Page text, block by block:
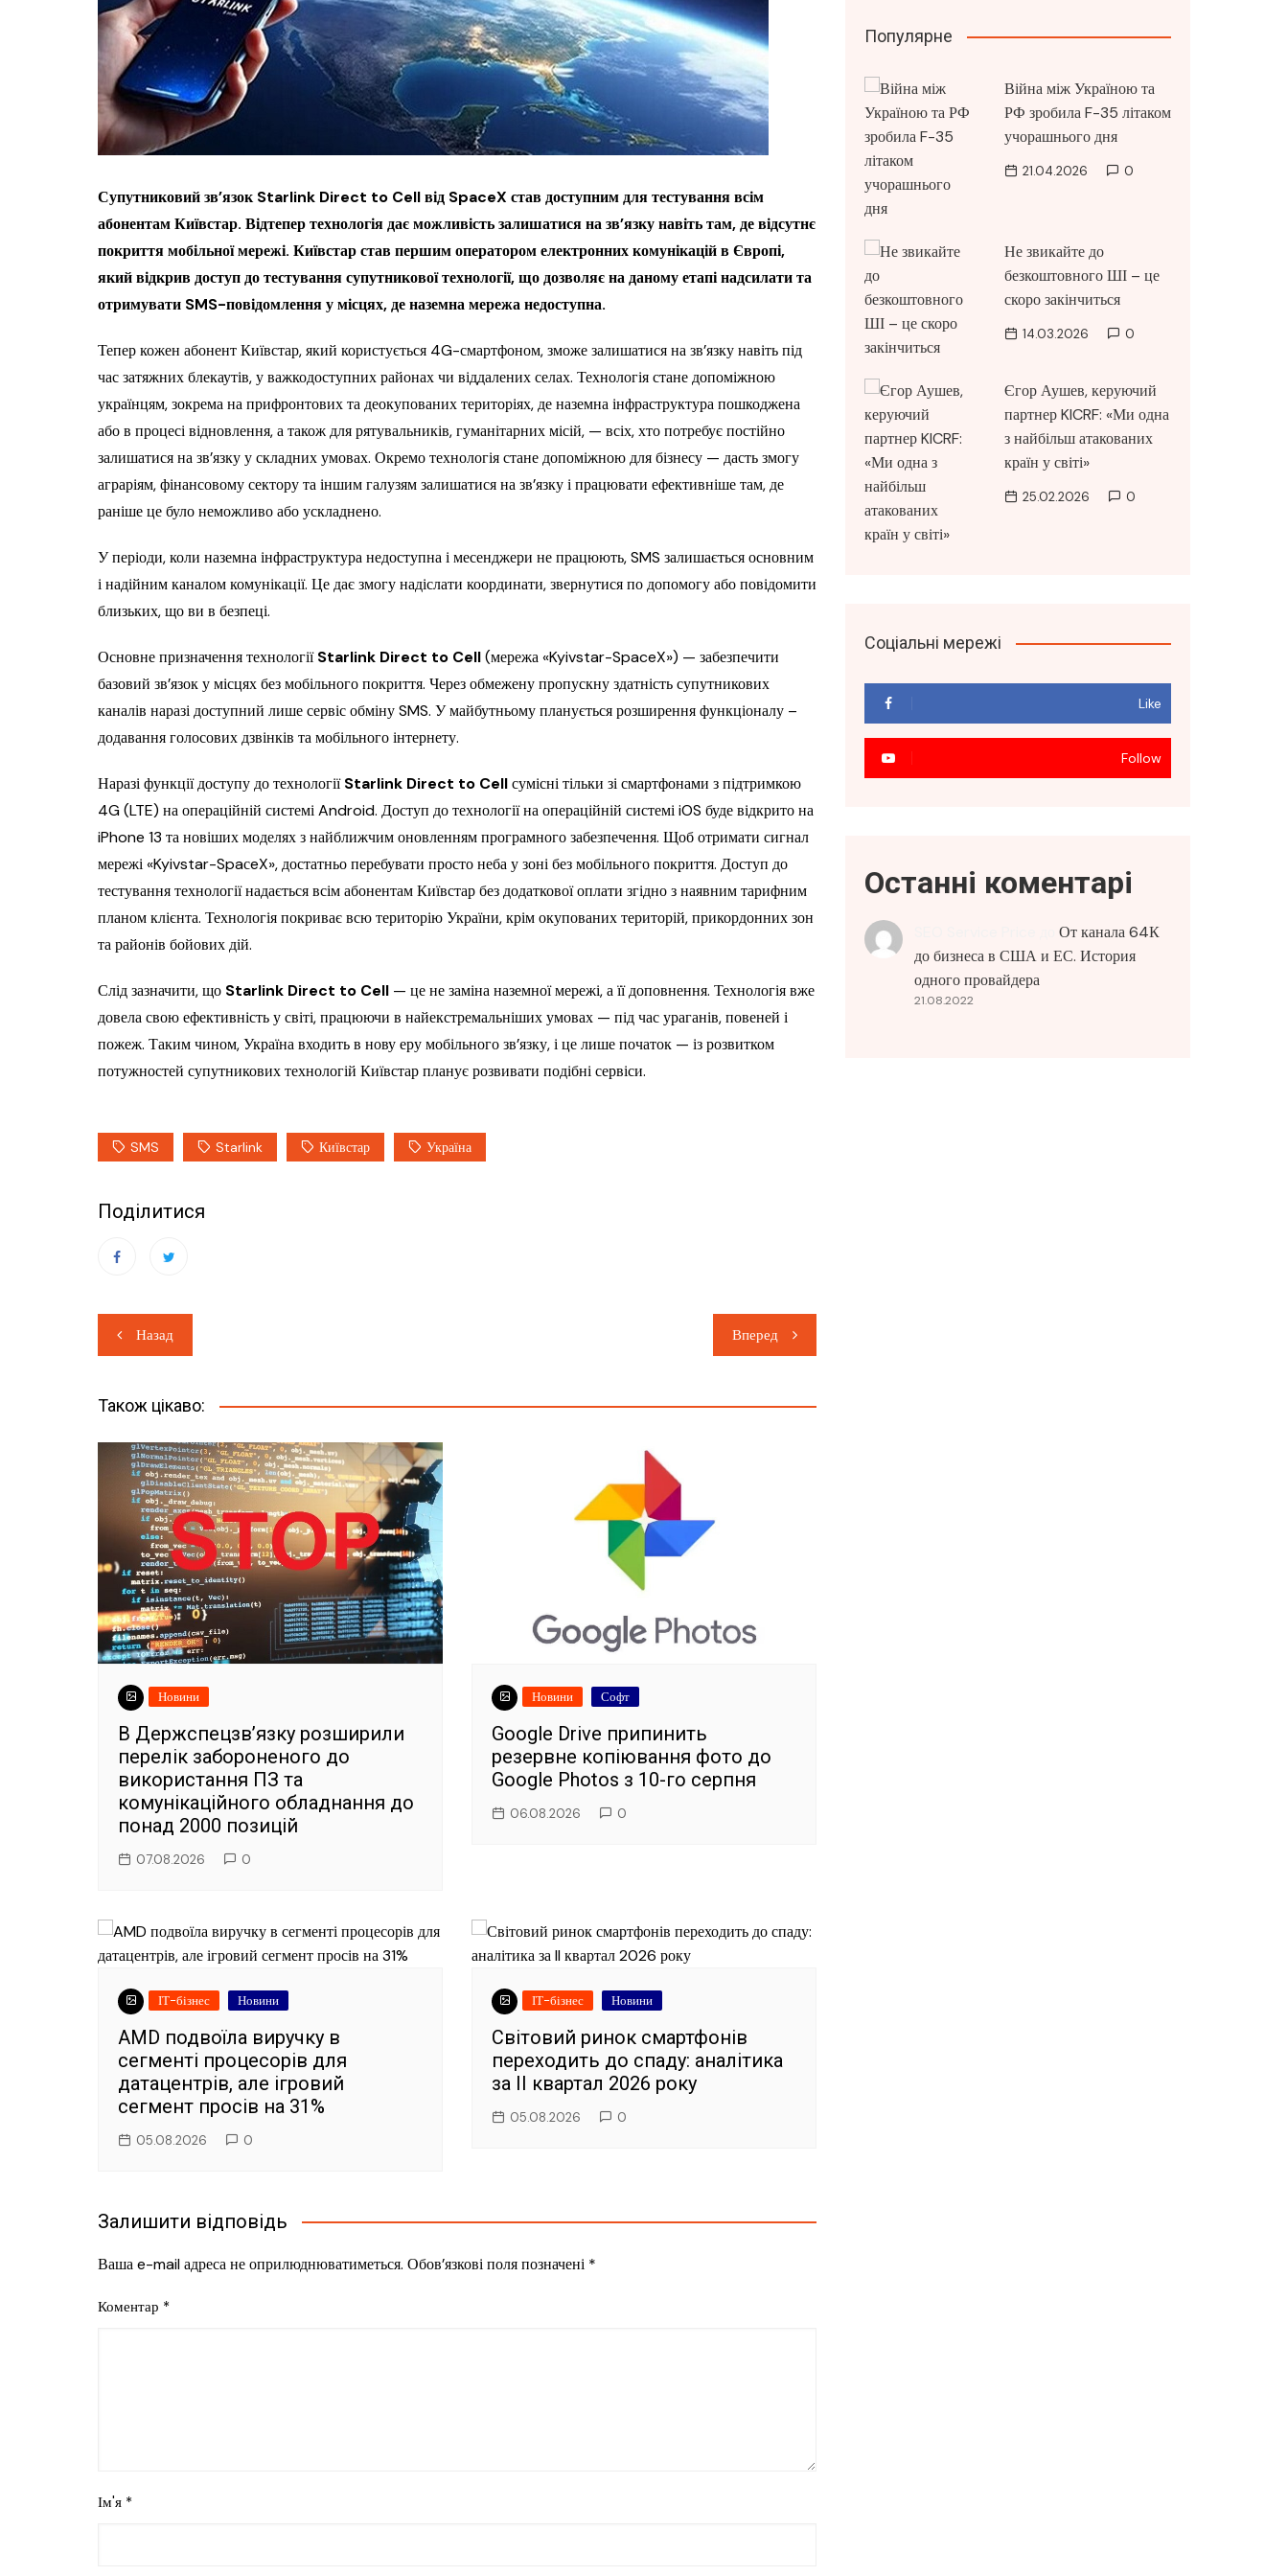
Супутниковий зв’язок Starlink Direct to Cell від SpaceX став доступним для тестування всім
абонентам Київстар. Відтепер технологія дає можливість залишатися на зв’язку навіть там, де відсутнє
покриття мобільної мережі. Київстар став першим оператором електронних комунікацій в Європі,
який відкрив доступ до тестування супутникової технології, що дозволяє на даному етапі надсилати та
отримувати SMS-повідомлення у місцях, де наземна мережа недоступна.
Тепер кожен абонент Київстар, який користується 4G-смартфоном, зможе залишатися на зв’язку навіть під
час затяжних блекаутів, у важкодоступних районах чи віддалених селах. Технологія стане допоміжною
українцям, зокрема на прифронтових та деокупованих територіях, де наземна інфраструктура пошкоджена
або в процесі відновлення, а також для рятувальників, гуманітарних місій, — всіх, хто потребує постійно
залишатися на зв’язку у складних умовах. Окремо технологія стане допоміжною для бізнесу — дасть змогу
аграріям, фінансовому сектору та іншим галузям залишатися на зв’язку і працювати ефективніше там, де
раніше це було неможливо або ускладнено.
У періоди, коли наземна інфраструктура недоступна і месенджери не працюють, SMS залишається основним
і надійним каналом комунікації. Це дає змогу надіслати координати, звернутися по допомогу або повідомити
близьких, що ви в безпеці.
Основне призначення технологіїStarlink Direct to Cell(мережа «Kyivstar-SpaceX») — забезпечити
базовий зв’язок у місцях без мобільного покриття. Через обмежену пропускну здатність супутникових
каналів наразі доступний лише сервіс обміну SMS. У майбутньому планується розширення функціоналу –
додавання голосових дзвінків та мобільного інтернету.
Наразі функції доступу до технологіїStarlink Direct to Cellсумісні тільки зі смартфонами з підтримкою
4G (LTE) на операційній системі Android. Доступ до технології на операційній системі iOS буде відкрито на
iPhone 13 та новіших моделях з найближчим оновленням програмного забезпечення. Щоб отримати сигнал
мережі «Kyivstar-SpaсeX», достатньо перебувати просто неба у зоні без мобільного покриття. Доступ до
тестування технології надається всім абонентам Київстар без додаткової оплати згідно з наявним тарифним
планом клієнта. Технологія покриває всю територію України, крім окупованих територій, прикордонних зон
та районів бойових дій.
Слід зазначити, що Starlink Direct to Cell — це не заміна наземної мережі, а її доповнення. Технологія вже
довела свою ефективність у світі, працюючи в найекстремальніших умовах — під час ураганів, повеней і
пожеж. Таким чином, Україна входить в нову еру мобільного зв’язку, і це лише початок — із розвитком
потужностей супутникових технологій Київстар планує розвивати подібні сервіси.
SMS Starlink Київстар Україна
Поділитися
Навігація
записів
Назад Вперед
Також цікаво:
Новини
В Держспецзв’язку розширили
перелік забороненого до
використання ПЗ та
комунікаційного обладнання до
понад 2000 позицій
07.08.2026 0
Новини Софт
Google Drive припинить
резервне копіювання фото до
Google Photos з 10-го серпня
06.08.2026 0
ІТ-бізнес Новини
AMD подвоїла виручку в
сегменті процесорів для
датацентрів, але ігровий
сегмент просів на 31%
05.08.2026 0
ІТ-бізнес Новини
Світовий ринок смартфонів
переходить до спаду: аналітика
за II квартал 2026 року
05.08.2026 0
Залишити відповідь
Ваша e-mail адреса не оприлюднюватиметься. Обов’язкові поля позначені *
Коментар *
Ім'я *
Популярне
Війна між Україною та
РФ зробила F-35 літаком
учорашнього дня
21.04.2026 0
Не звикайте до
безкоштовного ШІ – це
скоро закінчиться
14.03.2026 0
Єгор Аушев, керуючий
партнер KICRF: «Ми одна
з найбільш атакованих
країн у світі»
25.02.2026 0
Соціальні мережі
Like
Follow
Останні коментарі
От канала 64К
до бизнеса в США и ЕС. История
одного провайдера
21.08.2022